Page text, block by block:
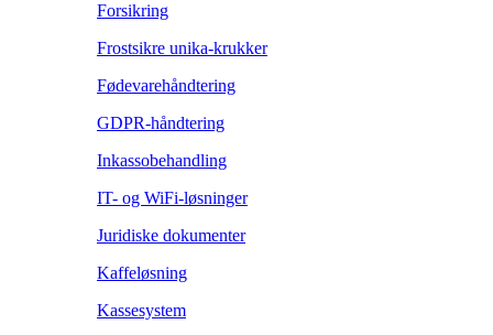
Forsikring
Frostsikre unika-krukker
Fødevarehåndtering
GDPR-håndtering
Inkassobehandling
IT- og WiFi-løsninger
Juridiske dokumenter
Kaffeløsning
Kassesystem